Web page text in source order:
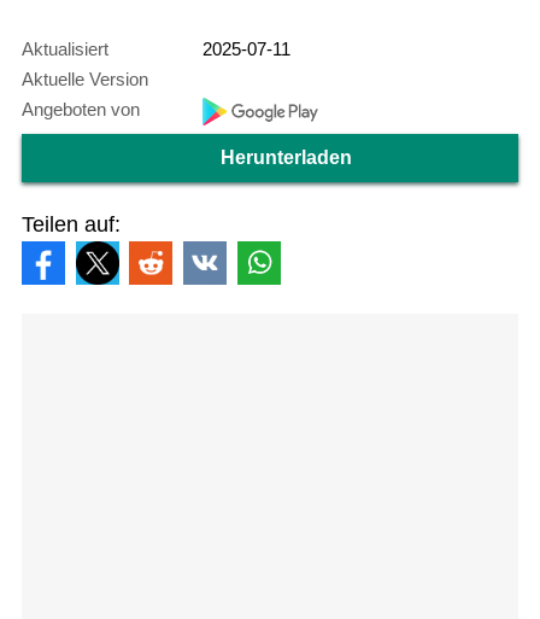
Aktualisiert
2025-07-11
Aktuelle Version
Angeboten von
Herunterladen
Teilen auf: